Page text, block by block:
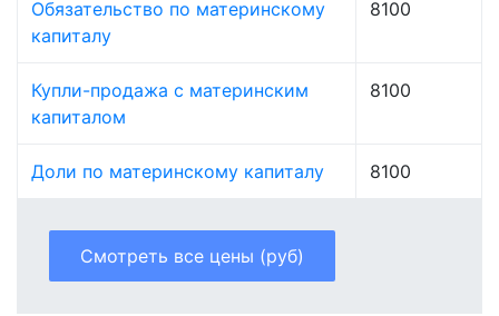
Обязательство по материнскому
капиталу
8100
Купли-продажа с материнским
капиталом
8100
Доли по материнскому капиталу 8100
Смотреть все цены (руб)